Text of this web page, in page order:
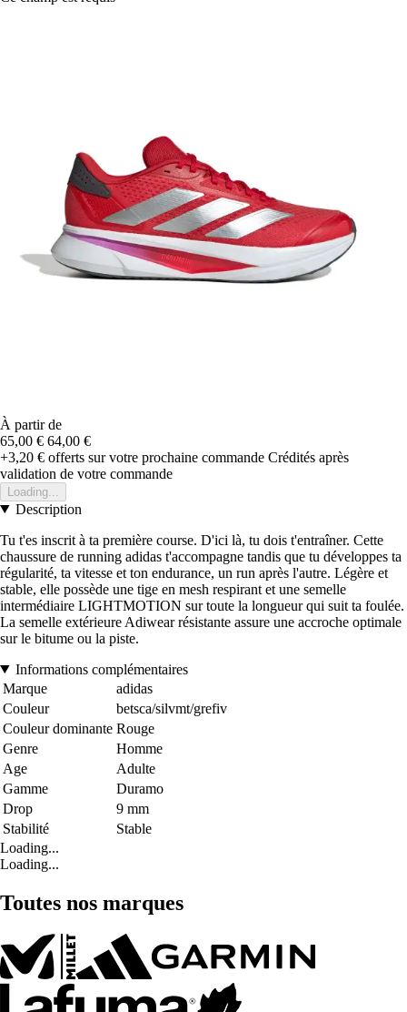
À partir de
65,00 € 64,00 €
+3,20 € offerts sur votre prochaine commande Crédités après
validation de votre commande
Loading...
Description
Tu t'es inscrit à ta première course. D'ici là, tu dois t'entraîner. Cette
chaussure de running adidas t'accompagne tandis que tu développes ta
régularité, ta vitesse et ton endurance, un run après l'autre. Légère et
stable, elle possède une tige en mesh respirant et une semelle
intermédiaire LIGHTMOTION sur toute la longueur qui suit ta foulée.
La semelle extérieure Adiwear résistante assure une accroche optimale
sur le bitume ou la piste.
Informations complémentaires
Marque
adidas
Couleur
betsca/silvmt/grefiv
Couleur dominante Rouge
Genre
Homme
Age
Adulte
Gamme
Duramo
Drop
9 mm
Stabilité
Stable
Loading...
Loading...
Toutes nos marques